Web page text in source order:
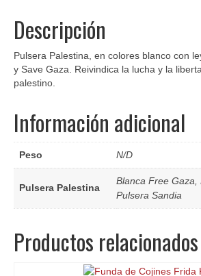
Descripción
Pulsera Palestina, en colores blanco con
y Save Gaza. Reivindica la lucha y la
palestino.
Información adicional
Peso N/D
Pulsera Palestina
Blanca Free Gaza,
Pulsera Sandia
Productos relacionados